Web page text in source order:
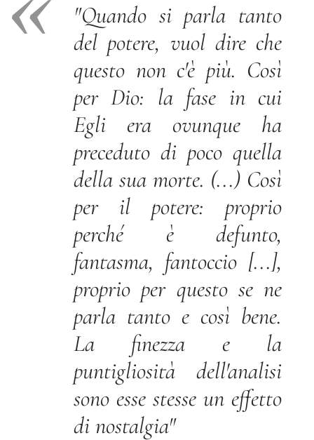
"Quando si parla tanto
del potere, vuol dire che
questo non c'è più. Così
per Dio: la fase in cui
Egli era ovunque ha
preceduto di poco quella
della sua morte. (...) Così
per il potere: proprio
perché è defunto,
fantasma, fantoccio [...],
proprio per questo se ne
parla tanto e così bene.
La finezza e la
puntigliosità dell'analisi
sono esse stesse un effetto
di nostalgia"